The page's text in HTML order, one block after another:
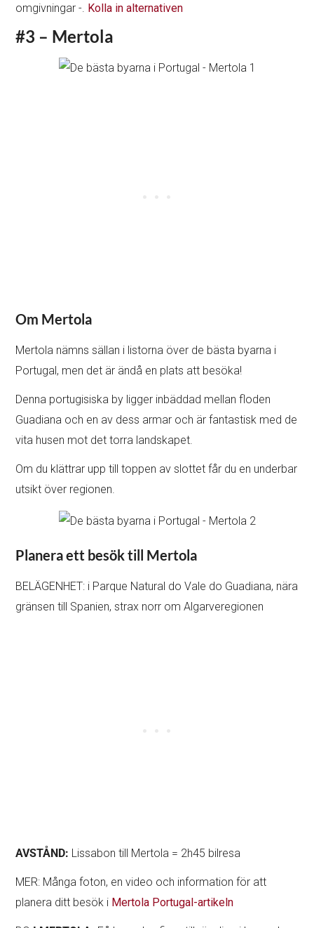
omgivningar -. Kolla in alternativen
#3 – Mertola
Om Mertola
Mertola nämns sällan i listorna över de bästa byarna i
Portugal, men det är ändå en plats att besöka!
Denna portugisiska by ligger inbäddad mellan floden
Guadiana och en av dess armar och är fantastisk med de
vita husen mot det torra landskapet.
Om du klättrar upp till toppen av slottet får du en underbar
utsikt över regionen.
Planera ett besök till Mertola
BELÄGENHET: i Parque Natural do Vale do Guadiana, nära
gränsen till Spanien, strax norr om Algarveregionen
AVSTÅND: Lissabon till Mertola = 2h45 bilresa
MER: Många foton, en video och information för att
planera ditt besök i Mertola Portugal-artikeln